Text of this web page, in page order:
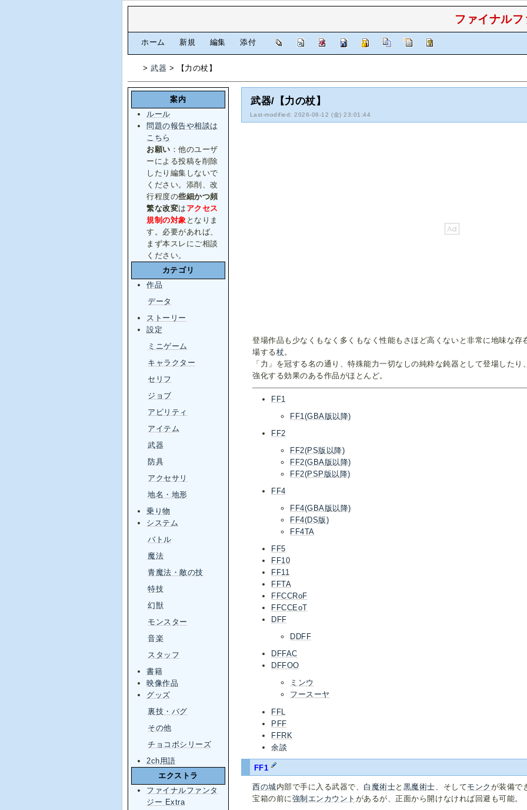
ファイナル
ホーム 新規 編集 添付
>武器 > 【力の杖】
武器/【力の杖】
Last-modified: 2026-06-12 (金) 23:01:44
登場作品も少なくもなく多くもなく性能もさほど高くないと非常に地味な
場する杖。
「力」を冠する名の通り、特殊能力一切なしの純粋な鈍器として登場した
強化する効果のある作品がほとんど。
FF1
FF1(GBA版以降)
FF2
FF2(PS版以降)
FF2(GBA版以降)
FF2(PSP版以降)
FF4
FF4(GBA版以降)
FF4(DS版)
FF4TA
FF5
FF10
FF11
FFTA
FFCCRoF
FFCCEoT
DFF
DDFF
DFFAC
DFFOO
ミンウ
フースーヤ
FFL
PFF
FFRK
余談
FF1
西の城内部で手に入る武器で、 白魔術士と 黒魔術士 、そしてモンク が装備で
宝箱の前に 強制エンカウント があるが、正面から開けなければ回避も可能。
案内
ルール
問題の報告や相談は
こちら
お願い ：他のユーザ
ーによる投稿を削除
したり編集しないで
ください。添削、改
行程度の些細かつ頻
繁な改変は アクセス
規制の対象 となりま
す。必要があれば、
まず本スレにご相談
ください。
カテゴリ
作品
データ
ストーリー
設定
ミニゲーム
キャラクター
セリフ
ジョブ
アビリティ
アイテム
武器
防具
アクセサリ
地名・地形
乗り物
システム
バトル
魔法
青魔法・敵の技
特技
幻獣
モンスター
音楽
スタッフ
書籍
映像作品
グッズ
裏技・バグ
その他
チョコボシリーズ
2ch用語
エクストラ
ファイナルファンタ
ジー Extra